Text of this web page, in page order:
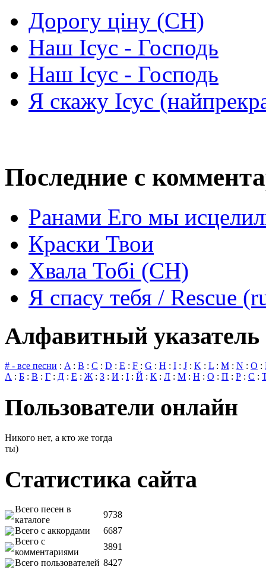
Дорогу ціну (СН)
Наш Ісус - Господь
Наш Ісус - Господь
Я скажу Ісус
Последние с
Ранами Его мы
Краски Твои
Хвала Тобі (СН)
Я спасу тебя / Rescue
Алфавитный указатель
# - все песни : A : B : C : D : E : F : G : H : I : J : K : L : M : N : O :
А : Б : В : Г : Д : Е : Ж : З : И : І : Й : К : Л : М : Н : О : П : Р : С :
Пользователи онлайн
Никого нет, а кто же тогда
ты)
Статистика сайта
Всего песен в
каталоге
9738
Всего с аккордами
6687
Всего с
комментариями
3891
Всего пользователей 8427